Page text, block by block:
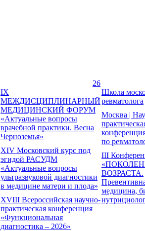
26
IX
МЕЖДИСЦИПЛИНАРНЫЙ
МЕДИЦИНСКИЙ ФОРУМ
«Актуальные вопросы
врачебной практики. Весна
Черноземья»
XIV Московский курс под
эгидой РАСУДМ
«Актуальные вопросы
ультразвуковой диагностики
в медицине матери и плода»
XVIII Всероссийская научно-
практическая конференция
«Функциональная
диагностика – 2026»
Школа
ревматолога
Москва |
по
III
ВОЗРАСТА.
медицина,